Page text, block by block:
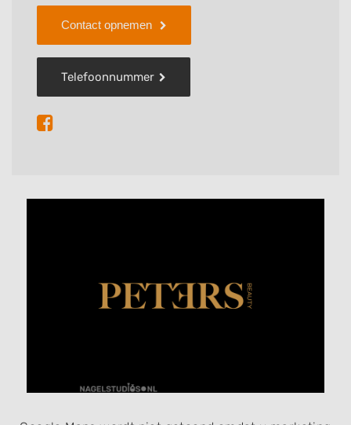
Contact opnemen
Telefoonnummer